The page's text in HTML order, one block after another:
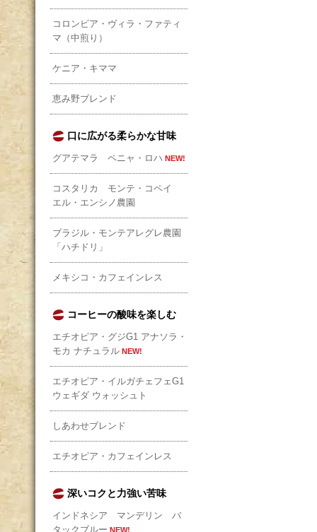
コロンビア・ヴィラ・ファティ
マ（中煎り）
ケニア・キママ
恵み野ブレンド
口に広がる柔らかな甘味
グアテマラ ペニャ・ロハ NEW!
コスタリカ モンテ・コペイ
エル・エンシノ農園
ブラジル・モンテアレグレ農園
「ハチドリ」
メキシコ・カフェインレス
コーヒーの酸味を楽しむ
エチオピア・グジG1 アナソラ・
モカ ナチュラル NEW!
エチオピア・イルガチェフェG1
ウェギダ ウォッシュト
しあわせブレンド
エチオピア・カフェインレス
深いコクと力強い苦味
インドネシア マンデリン バ
タックブルー NEW!